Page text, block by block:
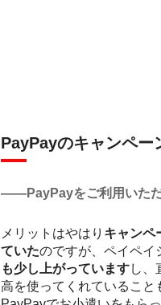
PayPayのキャンペー
――PayPayをご利用いただ
メリットはやはり キャンペ
ていたのですが、ペイペイ
も少し上がっていますし、
高を使ってくれていること